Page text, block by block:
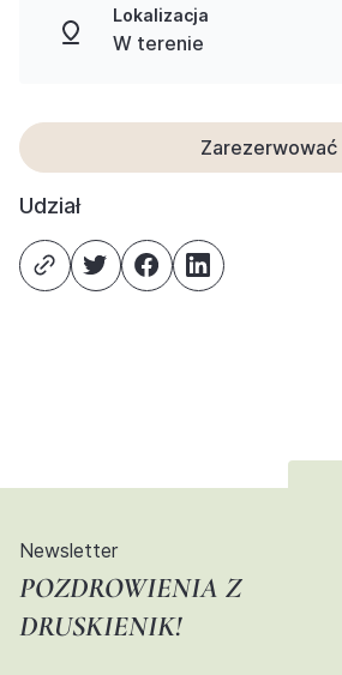
Lokalizacja
W terenie
Zarezerwować
Udział
Newsletter
POZDROWIENIA Z
DRUSKIENIK!